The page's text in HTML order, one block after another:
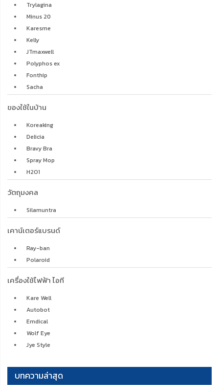
Trylagina
Minus 20
Karesme
Kelly
JTmaxwell
Polyphos ex
Fonthip
Sacha
ของใช้ในบ้าน
Koreaking
Delicia
Bravy Bra
Spray Mop
H2O1
วัตถุมงคล
Silamuntra
เคาน์เตอร์แบรนด์
Ray-ban
Polaroid
เครื่องใช้ไฟฟ้า ไอที
Kare Well
Autobot
Emdical
Wolf Eye
Jye Style
บทความล่าสุด